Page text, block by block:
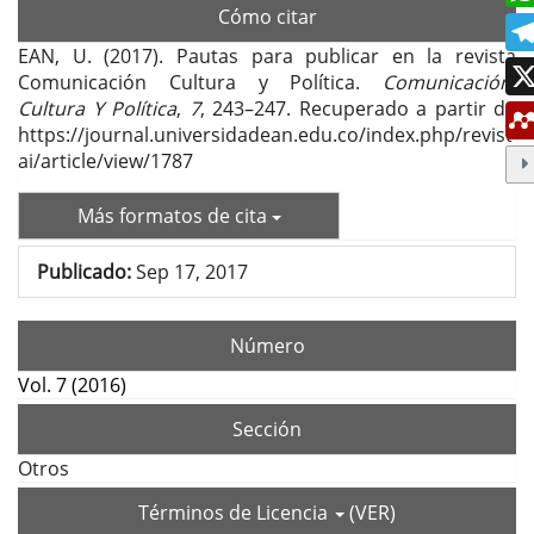
Cómo citar
EAN, U. (2017). Pautas para publicar en la revista
Comunicación Cultura y Política. Comunicación,
Cultura Y Política, 7, 243–247. Recuperado a partir de
https://journal.universidadean.edu.co/index.php/revist
ai/article/view/1787
Más formatos de cita
Publicado:Sep 17, 2017
Número
Vol. 7 (2016)
Sección
Otros
Términos de Licencia
(VER)